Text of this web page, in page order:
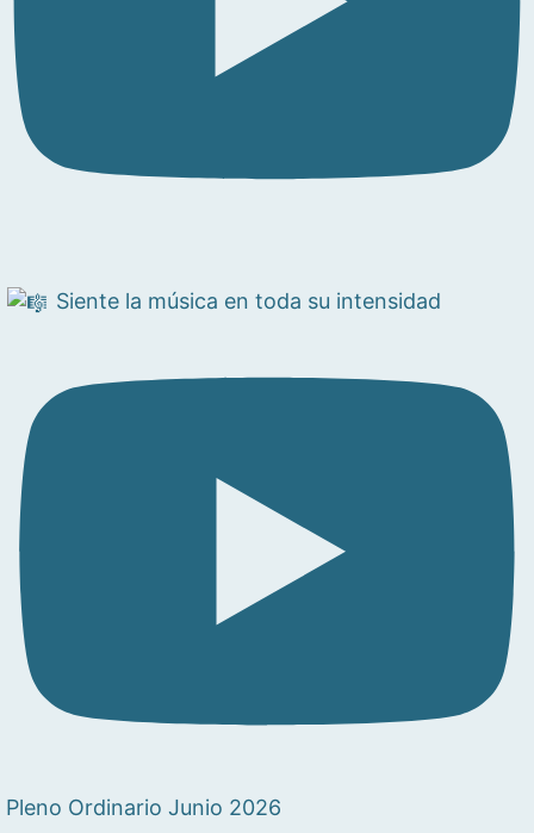
Siente la música en toda su intensidad
Pleno Ordinario Junio 2026